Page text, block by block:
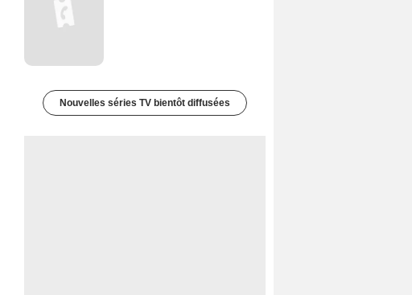
Nouvelles séries TV bientôt diffusées